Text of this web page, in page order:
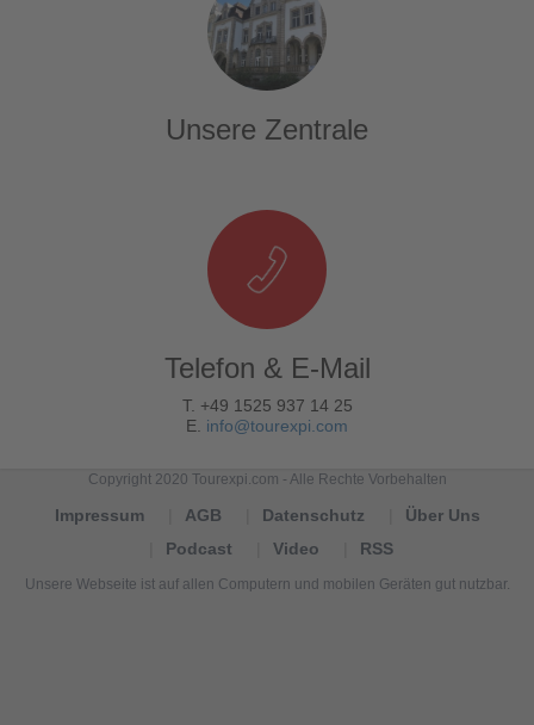
Unsere Zentrale
Telefon & E-Mail
T. +49 1525 937 14 25
E. info@tourexpi.com
Copyright 2020 Tourexpi.com - Alle Rechte Vorbehalten
Impressum AGB Datenschutz
Über Uns
Podcast
Video RSS
Unsere Webseite ist auf allen Computern und mobilen Geräten gut nutzbar.